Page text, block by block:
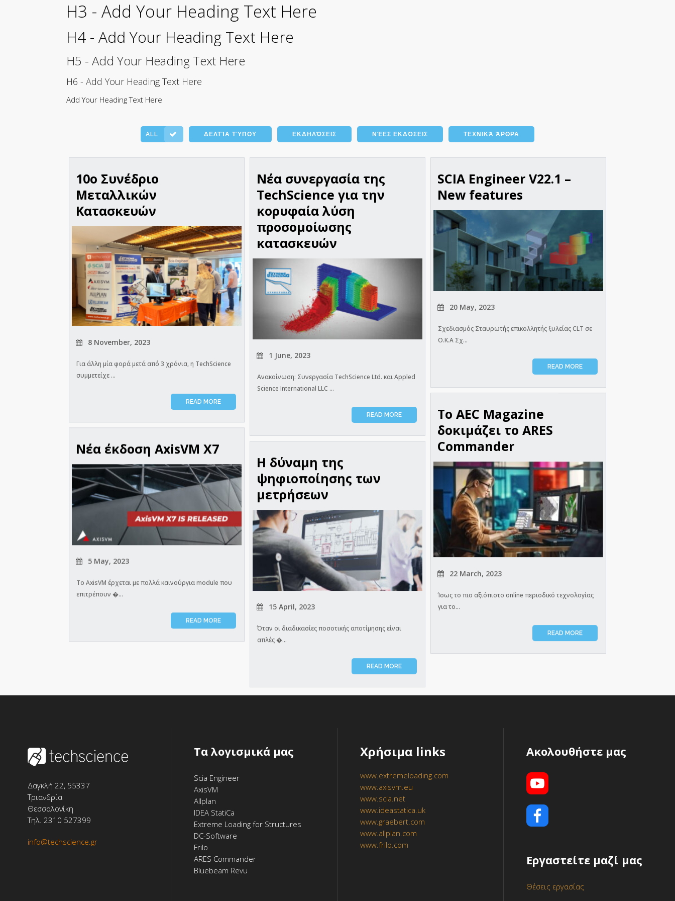
H3 - Add Your Heading Text Here
H4 - Add Your Heading Text Here
H5 - Add Your Heading Text Here
H6 - Add Your Heading Text Here
Add Your Heading Text Here
ALL ΔΕΛΤΊΑ ΤΎΠΟΥ ΕΚΔΗΛΏΣΕΙΣ ΝΈΕΣ ΕΚΔΌΣΕΙΣ ΤΕΧΝΙΚΆ ΆΡΘΡΑ
10o Συνέδριο
Μεταλλικών
Κατασκευών
8 November, 2023
Για άλλη μία φορά μετά από 3 χρόνια, η TechScience
συμμετείχε ...
READ MORE
Νέα συνεργασία της
TechScience για την
κορυφαία λύση
προσομοίωσης
κατασκευών
1 June, 2023
Ανακοίνωση: Συνεργασία TechScience Ltd. και Appled
Science International LLC ...
READ MORE
SCIA Engineer V22.1 –
New features
20 May, 2023
Σχεδιασμός Σταυρωτής επικολλητής ξυλείας CLT σε
Ο.Κ.Α Σχ...
READ MORE
Νέα έκδοση AxisVM X7
5 May, 2023
Το AxisVM έρχεται με πολλά καινούργια module που
επιτρέπουν �...
READ MORE
Η δύναμη της
ψηφιοποίησης των
μετρήσεων
15 April, 2023
Όταν οι διαδικασίες ποσοτικής αποτίμησης είναι
απλές �...
READ MORE
To AEC Magazine
δοκιμάζει το ARES
Commander
22 March, 2023
Ίσως το πιο αξιόπιστο online περιοδικό τεχνολογίας
για το...
READ MORE
Δαγκλή 22, 55337
Τριανδρία
Θεσσαλονίκη
Τηλ. 2310 527399
info@techscience.gr
Tα λογισμικά μας
Scia Engineer
AxisVM
Allplan
IDEA StatiCa
Extreme Loading for Structures
DC-Software
Frilo
ARES Commander
Bluebeam Revu
Χρήσιμα links
www.extremeloading.com
www.axisvm.eu
www.scia.net
www.ideastatica.uk
www.graebert.com
www.allplan.com
www.frilo.com
Ακολουθήστε μας
Εργαστείτε μαζί μας
Θέσεις εργασίας